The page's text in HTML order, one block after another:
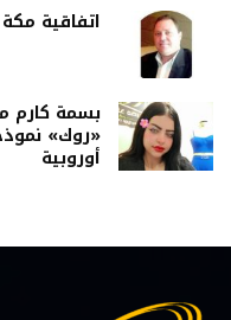
اتفاقية
بسمة كارم
«روك»
أوروبية